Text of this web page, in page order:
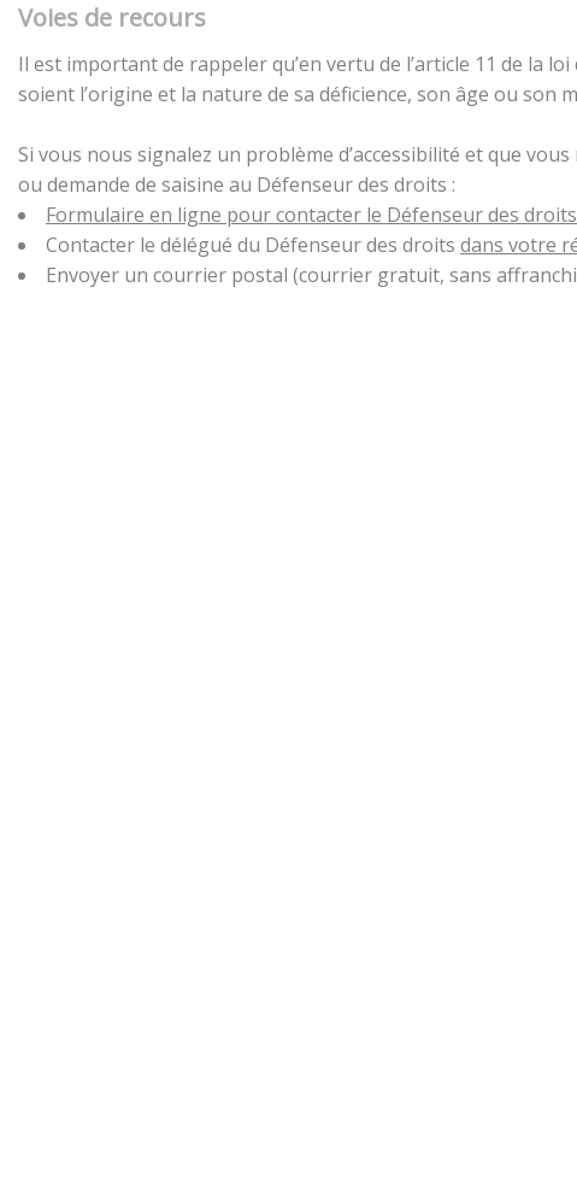
Voies de recours
Il est important de rappeler qu’en vertu de l’article 11 de la
soient l’origine et la nature de sa déficience, son âge ou son
Si vous nous signalez un problème d’accessibilité et que
ou demande de saisine au Défenseur des droits :
Formulaire en ligne pour contacter le Défenseur des droits
Contacter le délégué du Défenseur des droits dans votre
Envoyer un courrier postal (courrier gratuit, sans